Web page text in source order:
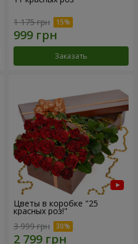
1 175 грн
Заказать
Цветы в коробке "25
красных роз!"
3 999 грн